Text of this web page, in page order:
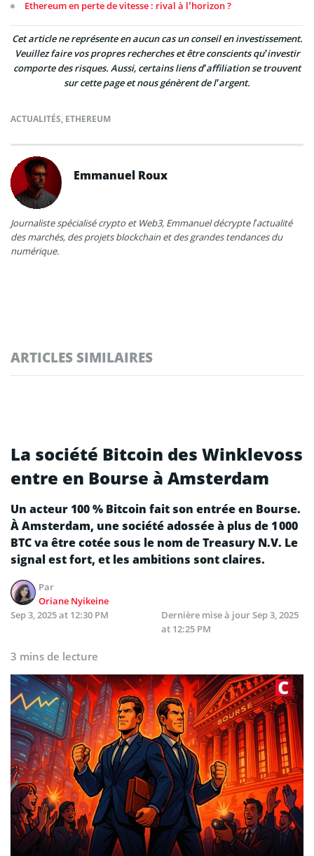
Ethereum en perte de vitesse : rival à l’horizon ?
Cet article ne représente en aucun cas un conseil en investissement.
Veuillez faire vos propres recherches et être conscients qu’investir
comporte des risques. Aussi, certains liens d’affiliation se trouvent
sur cette page et nous génèrent de l’argent.
ACTUALITÉS, ETHEREUM
Emmanuel Roux
Journaliste spécialisé crypto et Web3, Emmanuel décrypte l’actualité
des marchés, des projets blockchain et des grandes tendances du
numérique.
ARTICLES SIMILAIRES
La société Bitcoin des Winklevoss
entre en Bourse à Amsterdam
Un acteur 100 % Bitcoin fait son entrée en Bourse.
À Amsterdam, une société adossée à plus de 1 000
BTC va être cotée sous le nom de Treasury N.V. Le
signal est fort, et les ambitions sont claires.
Par
Oriane Nyikeine
Sep 3, 2025 at 12:30 PM
Dernière mise à jourSep 3, 2025
at 12:25 PM
3 mins de lecture